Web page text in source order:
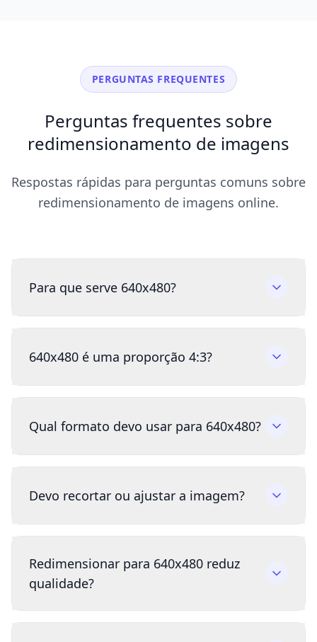
PERGUNTAS FREQUENTES
Perguntas frequentes sobre
redimensionamento de imagens
Respostas rápidas para perguntas comuns sobre
redimensionamento de imagens online.
Para que serve 640x480?
640x480 é uma proporção 4:3?
Qual formato devo usar para 640x480?
Devo recortar ou ajustar a imagem?
Redimensionar para 640x480 reduz
qualidade?